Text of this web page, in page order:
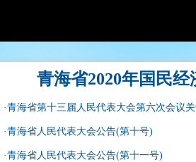
青海省2020年国民
·青海省第十三届人民代表大会第六次会议
·青海省人民代表大会公告(第十号)
·青海省人民代表大会公告(第十一号)